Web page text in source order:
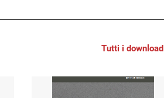
Tutti i download